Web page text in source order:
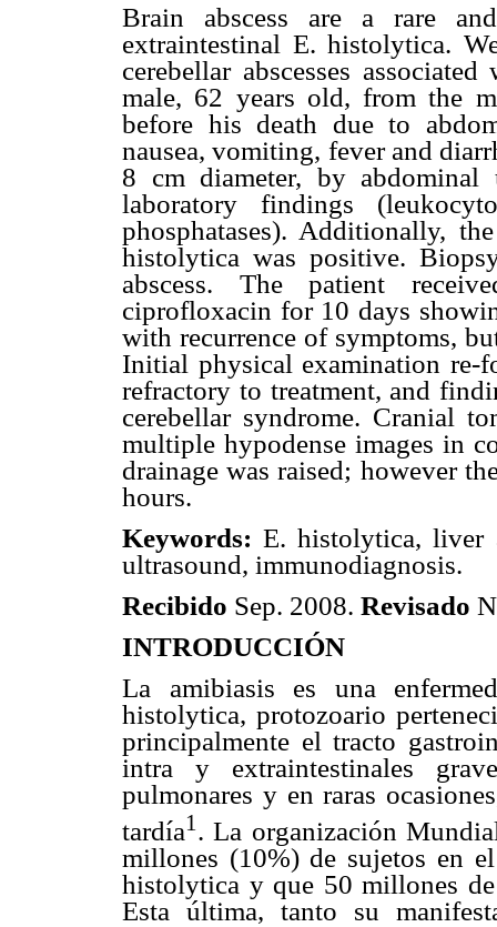
Brain abscess are a rare
extraintestinal E. histolytica.
cerebellar abscesses
male, 62 years old, from the
before his death due to
nausea, vomiting, fever and
8 cm diameter, by abdominal
laboratory findings
phosphatases). Additionally,
histolytica was positive.
abscess. The patient
ciprofloxacin for 10 days
with recurrence of symptoms,
Initial physical examination re-
refractory to treatment, and
cerebellar syndrome. Cranial
multiple hypodense images in
drainage was raised; however
hours.
Keywords: E. histolytica, liver
ultrasound, immunodiagnosis.
Recibido Sep. 2008. Revisado
INTRODUCCIÓN
La amibiasis es una
histolytica, protozoario
principalmente el tracto
intra y extraintestinales
pulmonares y en raras
tardía1 . La organización
millones (10%) de sujetos en
histolytica y que 50 millones de
Esta última, tanto su